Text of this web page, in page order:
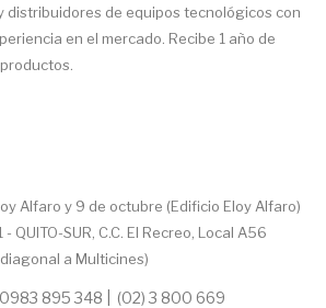
distribuidores de equipos tecnológicos con
en el mercado. Recibe 1 año de
Alfaro y 9 de octubre (Edificio Eloy Alfaro)
QUITO-SUR, C.C. El Recreo, Local A56
a Multicines)
895 348 | (02) 3 800 669